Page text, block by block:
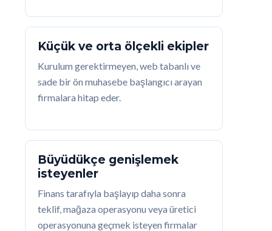
Küçük ve orta ölçekli ekipler
Kurulum gerektirmeyen, web tabanlı ve
sade bir ön muhasebe başlangıcı arayan
firmalara hitap eder.
Büyüdükçe genişlemek
isteyenler
Finans tarafıyla başlayıp daha sonra
teklif, mağaza operasyonu veya üretici
operasyonuna geçmek isteyen firmalar